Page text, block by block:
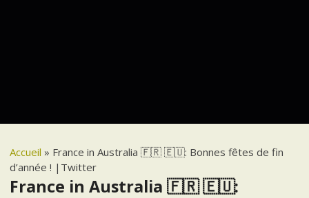
Accueil » France in Australia 🇫🇷 🇪🇺: Bonnes fêtes de fin
d’année ! |Twitter
France in Australia 🇫🇷 🇪🇺: